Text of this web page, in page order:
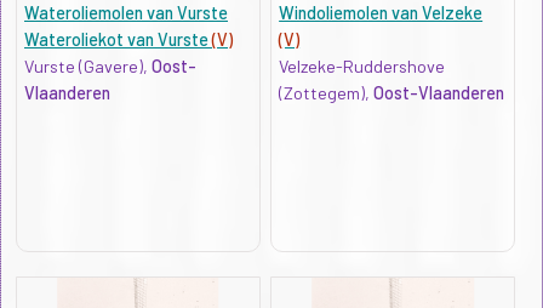
Wateroliemolen van Vurste
Wateroliekot van Vurste(V)
Vurste (Gavere), Oost-
Vlaanderen
Windoliemolen van Velzeke
(V)
Velzeke-Ruddershove
(Zottegem),Oost-Vlaanderen